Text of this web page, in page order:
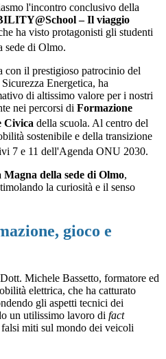
l'incontro conclusivo della
– Il viaggio
ha visto protagonisti gli studenti
sede di Olmo.
il prestigioso patrocinio del
Energetica, ha
di altissimo valore per i nostri
nei percorsi di Formazione
Civica della scuola. Al centro del
sostenibile e della transizione
7 e 11 dell'Agenda ONU 2030.
Magna della sede di Olmo,
la curiosità e il senso
gioco e
Michele Bassetto, formatore ed
elettrica, che ha catturato
gli aspetti tecnici dei
un utilissimo lavoro di fact
miti sul mondo dei veicoli